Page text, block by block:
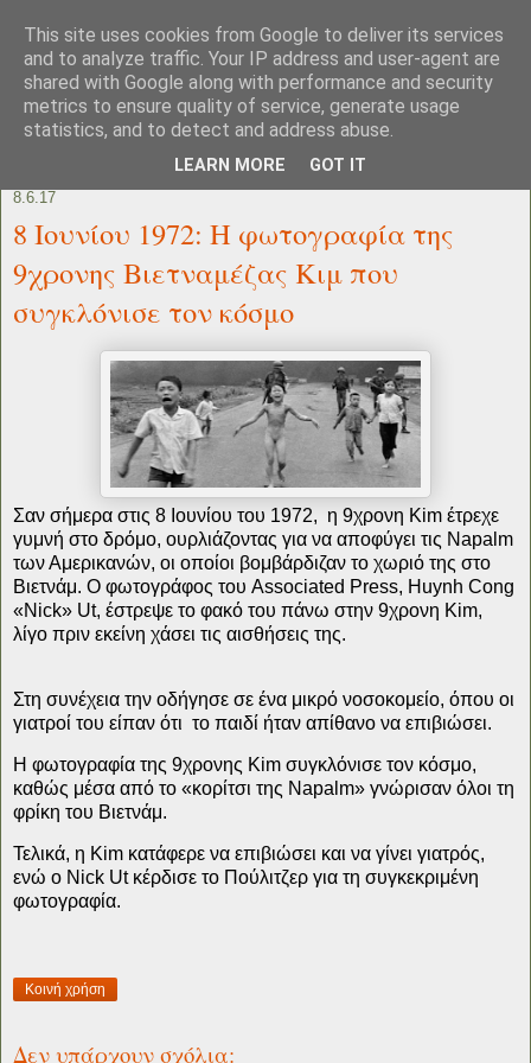
8.6.17
8 Ιουνίου 1972: H φωτογραφία της
9χρονης Βιετναμέζας Κιμ που
συγκλόνισε τον κόσμο
Σαν σήμερα στις 8 Ιουνίου του 1972, η 9χρονη Kim έτρεχε
γυμνή στο δρόμο, ουρλιάζοντας για να αποφύγει τις Napalm
των Αμερικανών, οι οποίοι βομβάρδιζαν το χωριό της στο
Βιετνάμ. O φωτογράφος του Associated Press, Huynh Cong
«Nick» Ut, έστρεψε το φακό του πάνω στην 9χρονη Kim,
λίγο πριν εκείνη χάσει τις αισθήσεις της.
Στη συνέχεια την οδήγησε σε ένα μικρό νοσοκομείο, όπου οι
γιατροί του είπαν ότι το παιδί ήταν απίθανο να επιβιώσει.
Η φωτογραφία της 9χρονης Kim συγκλόνισε τον κόσμο,
καθώς μέσα από το «κορίτσι της Napalm» γνώρισαν όλοι τη
φρίκη του Βιετνάμ.
Τελικά, η Kim κατάφερε να επιβιώσει και να γίνει γιατρός,
ενώ ο Nick Ut κέρδισε το Πούλιτζερ για τη συγκεκριμένη
φωτογραφία.
Κοινή χρήση
Δεν υπάρχουν σχόλια:
This site uses cookies from Google to deliver its services
and to analyze traffic. Your IP address and user-agent are
shared with Google along with performance and security
metrics to ensure quality of service, generate usage
statistics, and to detect and address abuse.
LEARN MORE GOT IT